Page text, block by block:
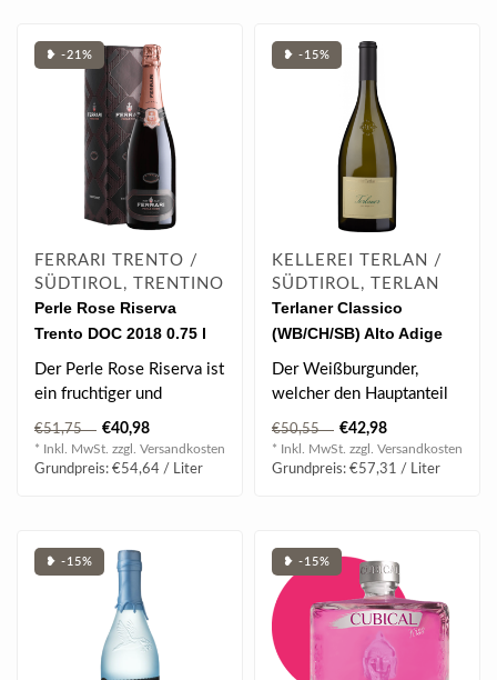
❥ -21%
FERRARI TRENTO /
SÜDTIROL, TRENTINO
Perle Rose Riserva
Trento DOC 2018 0.75 l
12.5% vol
Der Perle Rose Riserva ist
ein fruchtiger und
ausgewogener Wein, der
ein komplex..
€51,75 €40,98
* Inkl. MwSt. zzgl. Versandkosten
Grundpreis: €54,64 / Liter
❥ -15%
KELLEREI TERLAN /
SÜDTIROL, TERLAN
Terlaner Classico
(WB/CH/SB) Alto Adige
DOC 2023 Magnum 1.5 l
Der Weißburgunder,
welcher den Hauptanteil
bildelt, sorgt für Frische
und ein ..
€50,55 €42,98
* Inkl. MwSt. zzgl. Versandkosten
Grundpreis: €57,31 / Liter
❥ -15% ❥ -15%